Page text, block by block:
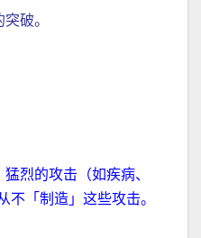
破。
烈的攻击（如疾病、
不「制造」这些攻击。